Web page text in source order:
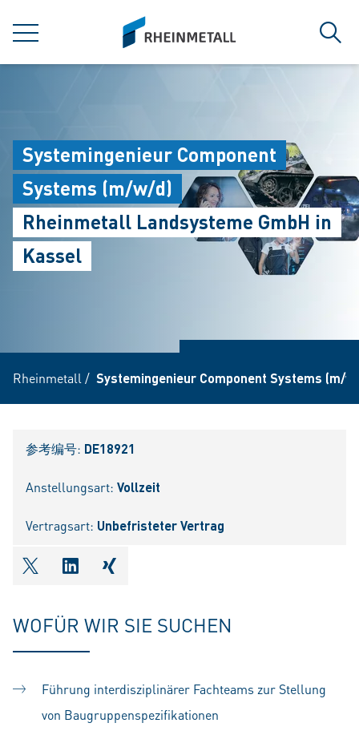
菜单
siteLogo
搜索
Systemingenieur Component
Systems (m/w/d)
Rheinmetall Landsysteme GmbH in
Kassel
Rheinmetall / Systemingenieur Component Systems (m/
参考编号: DE18921
Anstellungsart: Vollzeit
Vertragsart: Unbefristeter Vertrag
shareOntwitter
shareOnlinkedIn
shareOnxing
WOFÜR WIR SIE SUCHEN
Führung interdisziplinärer Fachteams zur Stellung
von Baugruppenspezifikationen